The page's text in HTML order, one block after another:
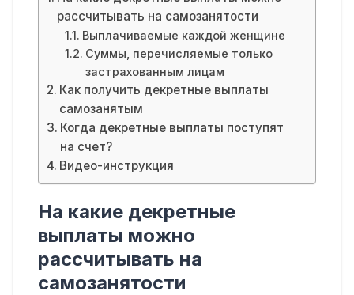
рассчитывать на самозанятости
Выплачиваемые каждой женщине
Суммы, перечисляемые только
застрахованным лицам
Как получить декретные выплаты
самозанятым
Когда декретные выплаты поступят
на счет?
Видео-инструкция
На какие декретные
выплаты можно
рассчитывать на
самозанятости